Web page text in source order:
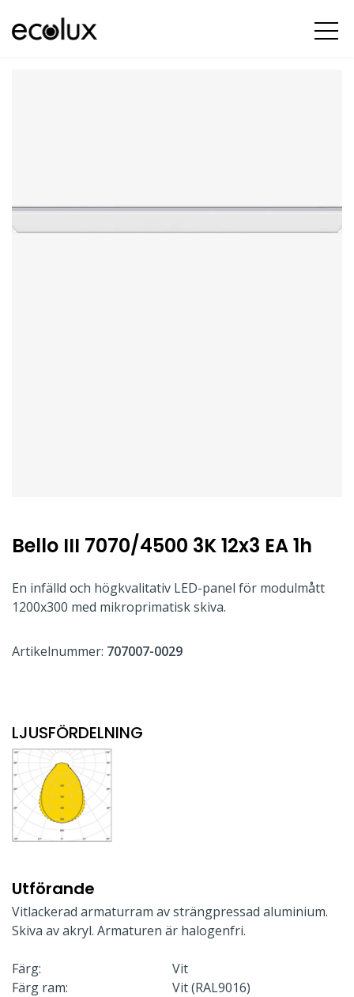
Bello III 7070/4500 3K 12x3 EA 1h
En infälld och högkvalitativ LED-panel för modulmått
1200x300 med mikroprimatisk skiva.
Artikelnummer: 707007-0029
LJUSFÖRDELNING
Utförande
Vitlackerad armaturram av strängpressad aluminium.
Skiva av akryl. Armaturen är halogenfri.
Färg:
Vit
Färg ram:
Vit (RAL9016)